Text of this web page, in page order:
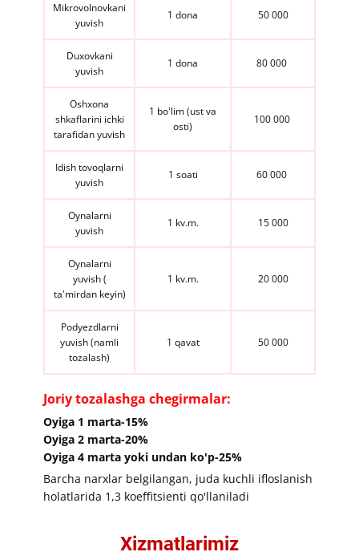
Mikrovolnovkani
yuvish
​1 dona 50 000
Duxovkani
yuvish
​1 dona 80 000
Oshxona
shkaflarini ichki
tarafidan yuvish
​1 bo'lim (ust va
osti)
100 000
Idish tovoqlarni
yuvish
​1 soati 60 000
Oynalarni
yuvish
​1 kv.m. ​15 000
Oynalarni
yuvish (
ta'mirdan keyin)
​1 kv.m. 20 000
Podyezdlarni
yuvish (namli
tozalash)
​1 qavat 50 000​
​Joriy tozalashga chegirmalar:
​​​Oyiga 1 marta-15%
Oyiga 2 marta-20%
Oyiga 4 marta yoki undan ko'p-25%
​​​Barcha narxlar belgilangan, juda kuchli ifloslanish
holatlarida 1,3 koeffitsienti qo'llaniladi​
Xizmatlarimiz​